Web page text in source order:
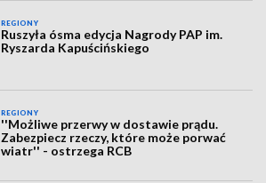
REGIONY
Ruszyła ósma edycja Nagrody PAP im.
Ryszarda Kapuścińskiego
REGIONY
''Możliwe przerwy w dostawie prądu.
Zabezpiecz rzeczy, które może porwać
wiatr'' - ostrzega RCB